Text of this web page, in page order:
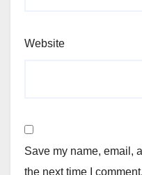
Website
Save my name, email,
the next time I comment.